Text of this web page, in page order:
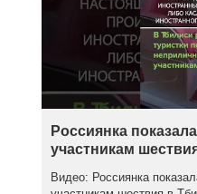
Россиянка
участникам
Видео: Россиянка